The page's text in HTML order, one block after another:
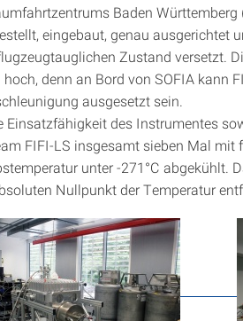
Baden
eingebaut, genau ausgerichtet
Zustand versetzt.
hoch, denn an Bord von SOFIA kann
ausgesetzt sein.
Einsatzfähigkeit des Instrumentes
FIFI-LS insgesamt sieben Mal
unter -271°C abgekühlt.
Nullpunkt der Temperatur